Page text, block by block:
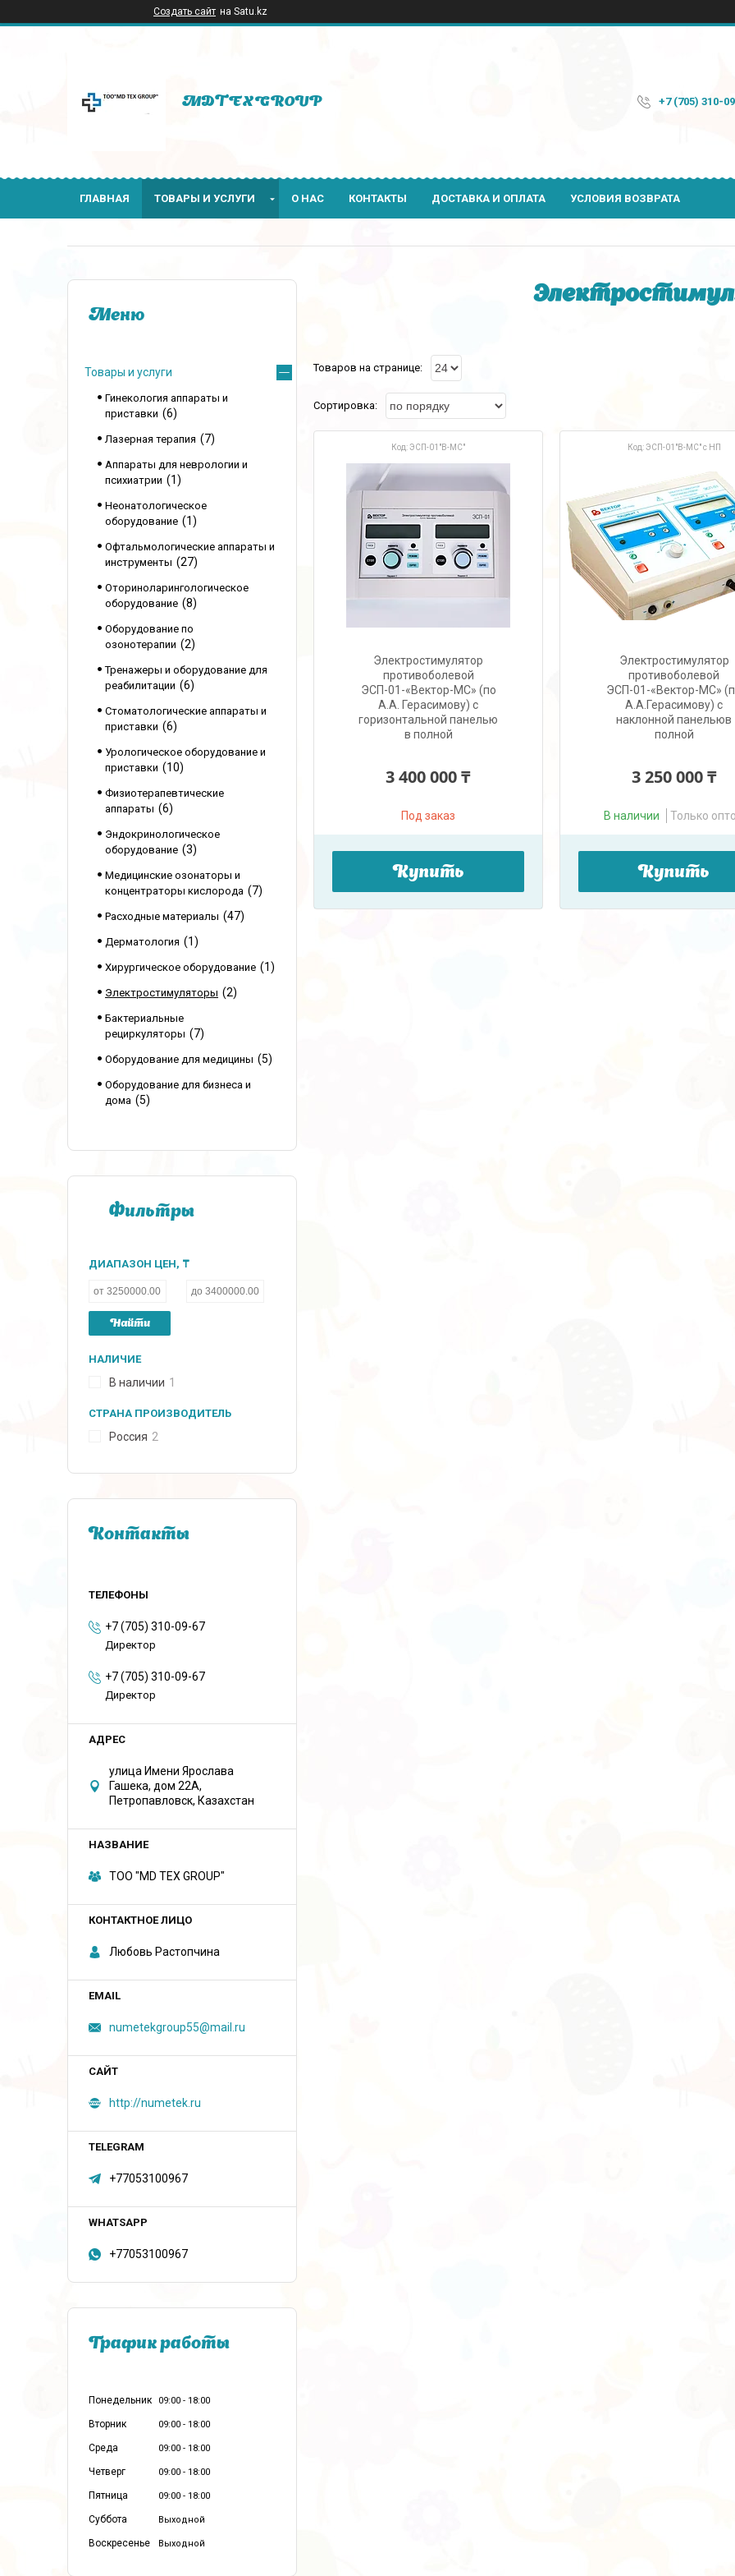
Создать сайт на Satu.kz
MDTEXGROUP +7 (705) 310-
ГЛАВНАЯ ТОВАРЫ И УСЛУГИ О НАС КОНТАКТЫ ДОСТАВКА И ОПЛАТА УСЛОВИЯ ВОЗВРАТА
ЭСП-01"В-МС"
Электростимулятор
противоболевой
ЭСП-01-«Вектор-МС» (по
А.А. Герасимову) с
горизонтальной панелью
в полной
3 400 000 ₸
Под заказ
Купить
ЭСП-01"В-МС" с НП
Электростимулятор
противоболевой
ЭСП-01-«Вектор-МС»
А.А.Герасимову) с
наклонной панельюв
полной
3 250 000 ₸
В наличии Только
Купить
Товары и услуги
Гинекология аппараты и
приставки
6
Лазерная терапия 7
Аппараты для неврологии и
психиатрии
1
Неонатологическое
оборудование
1
Офтальмологические аппараты и
инструменты
27
Оториноларингологическое
оборудование
8
Оборудование по
озонотерапии
2
Тренажеры и оборудование для
реабилитации
6
Стоматологические аппараты и
приставки
6
Урологическое оборудование и
приставки
10
Физиотерапевтические
аппараты
6
Эндокринологическое
оборудование
3
Медицинские озонаторы и
концентраторы кислорода
7
Расходные материалы 47
Дерматология 1
Хирургическое оборудование 1
Электростимуляторы 2
Бактериальные
рециркуляторы
7
Оборудование для медицины 5
Оборудование для бизнеса и
дома
5
Фильтры
ДИАПАЗОН ЦЕН, ₸
Найти
НАЛИЧИЕ
В наличии 1
СТРАНА ПРОИЗВОДИТЕЛЬ
Россия 2
Контакты
+7 (705) 310-09-67
Директор
+7 (705) 310-09-67
Директор
улица Имени Ярослава
Гашека, дом 22А,
Петропавловск, Казахстан
ТОО "MD TEX GROUP"
Любовь Растопчина
numetekgroup55@mail.ru
http://numetek.ru
+77053100967
+77053100967
График работы
Понедельник 09:00 18:00
Вторник 09:00 18:00
Среда 09:00 18:00
Четверг 09:00 18:00
Пятница 09:00 18:00
Суббота Выходной
Воскресенье Выходной